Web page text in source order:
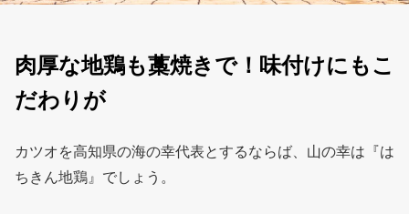
肉厚な地鶏も藁焼きで！味付けにもこ
だわりが
カツオを高知県の海の幸代表とするならば、山の幸は『は
ちきん地鶏』でしょう。